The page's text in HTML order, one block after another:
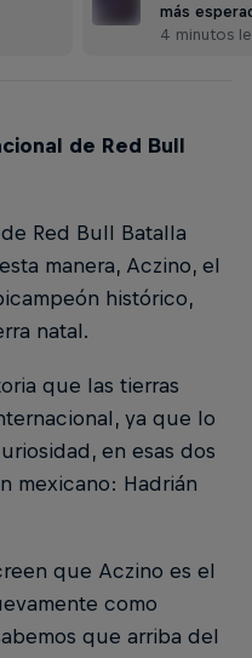
más
4 minutos
de Red Bull
Red Bull Batalla
manera, Aczino, el
histórico,
natal.
que las tierras
ya que lo
en esas dos
mexicano: Hadrián
que Aczino es el
como
que arriba del